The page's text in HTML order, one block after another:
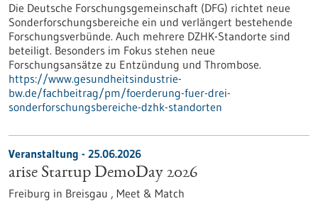
Die Deutsche Forschungsgemeinschaft (DFG) richtet neue
Sonderforschungsbereiche ein und verlängert bestehende
Forschungsverbünde. Auch mehrere DZHK-Standorte sind
beteiligt. Besonders im Fokus stehen neue
Forschungsansätze zu Entzündung und Thrombose.
https://www.gesundheitsindustrie-
bw.de/fachbeitrag/pm/foerderung-fuer-drei-
sonderforschungsbereiche-dzhk-standorten
Veranstaltung - 25.06.2026
arise Startup DemoDay 2026
Freiburg in Breisgau , Meet & Match